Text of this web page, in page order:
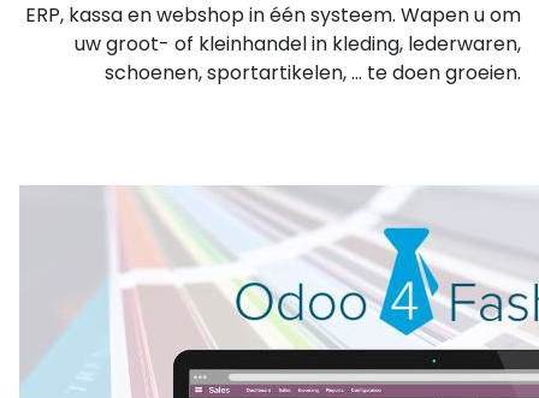
ERP, kassa en webshop in één systeem. Wapen u om
uw groot- of kleinhandel in kleding, lederwaren,
schoenen, sportartikelen, ... te doen groeien.